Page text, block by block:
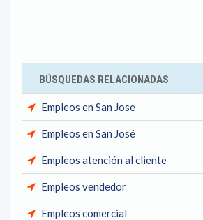
BÚSQUEDAS RELACIONADAS
Empleos en San Jose
Empleos en San José
Empleos atención al cliente
Empleos vendedor
Empleos comercial